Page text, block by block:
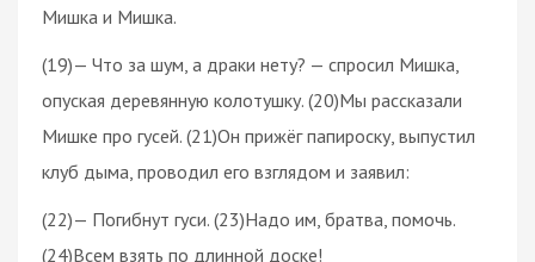
Мишка и Мишка.
(19)— Что за шум, а драки нету? — спросил Мишка,
опуская деревянную колотушку. (20)Мы рассказали
Мишке про гусей. (21)Он прижёг папироску, выпустил
клуб дыма, проводил его взглядом и заявил:
(22)— Погибнут гуси. (23)Надо им, братва, помочь.
(24)Всем взять по длинной доске!